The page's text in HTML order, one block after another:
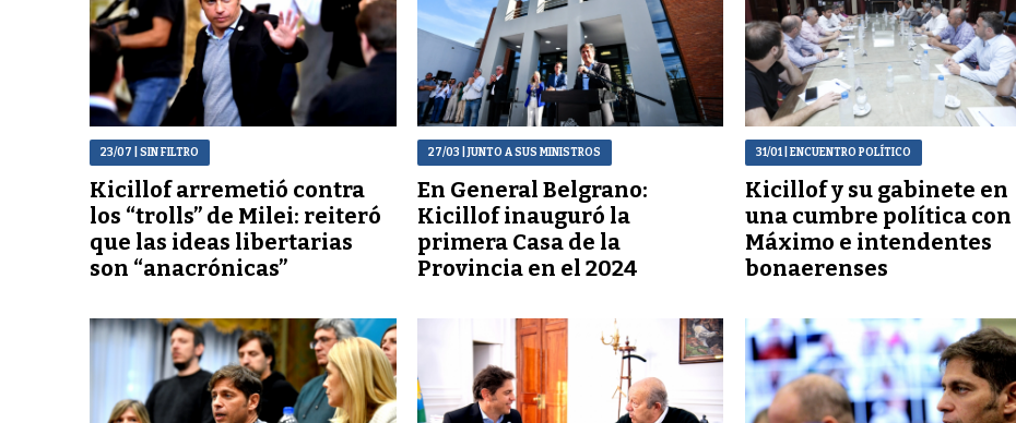
23/07 | SIN FILTRO
Kicillof arremetió contra
los “trolls” de Milei: reiteró
que las ideas libertarias
son “anacrónicas”
27/03 | JUNTO A SUS MINISTROS
En General Belgrano:
Kicillof inauguró la
primera Casa de la
Provincia en el 2024
31/01| ENCUENTRO POLÍTICO
Kicillof y su gabinete en
una cumbre política con
Máximo e intendentes
bonaerenses